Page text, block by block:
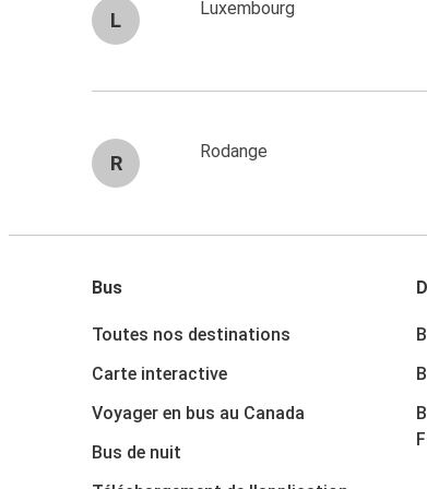
L
Luxembourg
R
Rodange
Bus
Toutes nos destinations
Carte interactive
Voyager en bus au Canada
Bus de nuit